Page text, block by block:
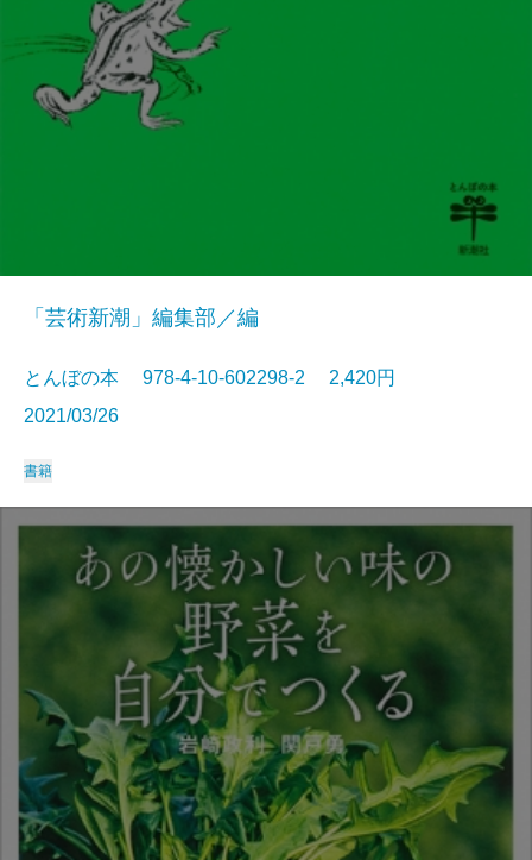
「芸術新潮」編集部／編
とんぼの本 978-4-10-602298-2 2,420円
2021/03/26
書籍